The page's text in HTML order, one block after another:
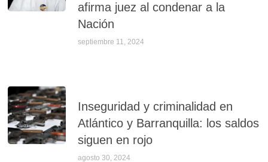
afirma juez al condenar a la
Nación
septiembre 11, 2024
Inseguridad y criminalidad en
Atlántico y Barranquilla: los saldos
siguen en rojo
agosto 30, 2024